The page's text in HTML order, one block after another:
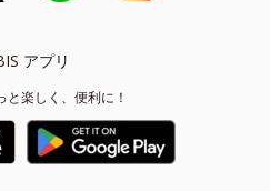
アプリ
と楽しく、便利に！